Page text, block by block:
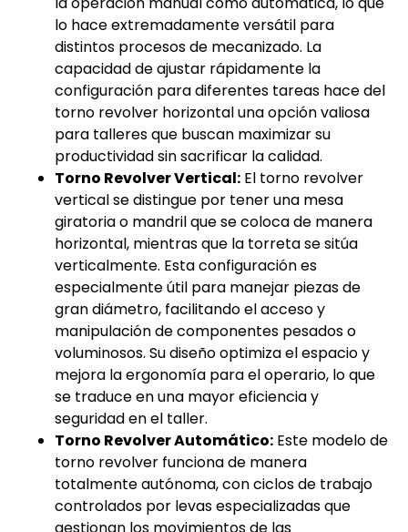
lo hace extremadamente versátil para
distintos procesos de mecanizado. La
capacidad de ajustar rápidamente la
configuración para diferentes tareas hace del
torno revolver horizontal una opción valiosa
para talleres que buscan maximizar su
productividad sin sacrificar la calidad.
Torno Revolver Vertical: El torno revolver
vertical se distingue por tener una mesa
giratoria o mandril que se coloca de manera
horizontal, mientras que la torreta se sitúa
verticalmente. Esta configuración es
especialmente útil para manejar piezas de
gran diámetro, facilitando el acceso y
manipulación de componentes pesados o
voluminosos. Su diseño optimiza el espacio y
mejora la ergonomía para el operario, lo que
se traduce en una mayor eficiencia y
seguridad en el taller.
Torno Revolver Automático: Este modelo de
torno revolver funciona de manera
totalmente autónoma, con ciclos de trabajo
controlados por levas especializadas que